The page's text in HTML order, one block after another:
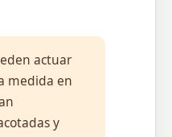
actuar
medida en
y